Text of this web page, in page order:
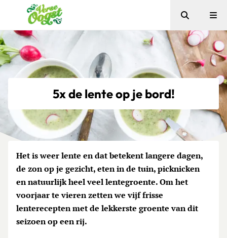
Verse Oogst
Zoeken
5x de lente op je bord!
Het is weer lente en dat betekent langere dagen,
de zon op je gezicht, eten in de tuin, picknicken
en natuurlijk heel veel lentegroente. Om het
voorjaar te vieren zetten we vijf frisse
lenterecepten met de lekkerste groente van dit
seizoen op een rij.